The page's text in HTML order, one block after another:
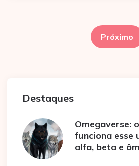
Próximo
Destaques
Omegaverse:
funciona esse
alfa, beta e